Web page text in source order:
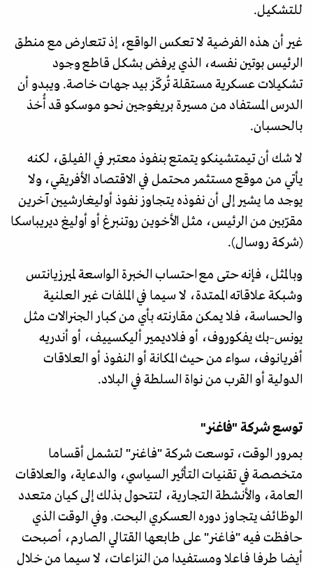
للتشكيل.
غير أن هذه الفرضية لا تعكس الواقع، إذ تتعارض مع منطق
الرئيس بوتين نفسه، الذي يرفض بشكل قاطع وجود
تشكيلات عسكرية مستقلة تُركّز بيد جهات خاصة. ويبدو أن
الدرس المستفاد من مسيرة بريغوجين نحو موسكو قد أُخذ
بالحسبان.
لا شك أن تيمتشينكو يتمتع بنفوذ معتبر في الفيلق، لكنه
يأتي من موقع مستثمر محتمل في الاقتصاد الأفريقي، ولا
يوجد ما يشير إلى أن نفوذه يتجاوز نفوذ أوليغارشيين آخرين
مقرّبين من الرئيس، مثل الأخوين روتنبرغ أو أوليغ ديريباسكا
(شركة روسال).
وبالمثل، فإنه حتى مع احتساب الخبرة الواسعة لميرزيانتس
وشبكة علاقاته الممتدة، لا سيما في الملفات غير العلنية
والحساسة، فلا يمكن مقارنته بأي من كبار الجنرالات مثل
يونس–بك يفكوروف، أو فلاديمير أليكسييف، أو أندريه
أفريانوف، سواء من حيث المكانة أو النفوذ أو العلاقات
الدولية أو القرب من نواة السلطة في البلاد.
توسع شركة "فاغنر"
بمرور الوقت، توسعت شركة "فاغنر" لتشمل أقساما
متخصصة في تقنيات التأثير السياسي، والدعاية، والعلاقات
العامة، والأنشطة التجارية، لتتحول بذلك إلى كيان متعدد
الوظائف يتجاوز دوره العسكري البحت. وفي الوقت الذي
حافظت فيه "فاغنر" على طابعها القتالي الصارم، أصبحت
أيضا طرفا فاعلا ومستفيدا من النزاعات، لا سيما من خلال